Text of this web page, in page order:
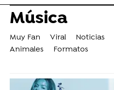
Música
Muy Fan Viral Noticias
Animales
Formatos